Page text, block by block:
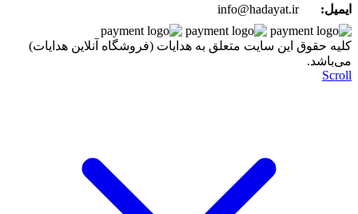
ایمیل:
info@hadayat.ir
کليه حقوق اين سايت متعلق به هدایات (فروشگاه آنلاین هدایات)
می‌باشد.
Scroll